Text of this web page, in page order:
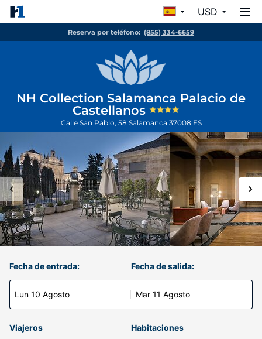
USD
Reserva por teléfono: (855) 334-6659
NH Collection Salamanca Palacio de
Castellanos
Calle San Pablo, 58 Salamanca 37008 ES
Fecha de entrada:
Lun 10 Agosto
Fecha de salida:
Mar 11 Agosto
Viajeros Habitaciones